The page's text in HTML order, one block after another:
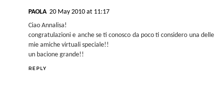
PAOLA 20 May 2010 at 11:17
Ciao Annalisa!
congratulazioni e anche se ti conosco da poco ti considero una delle
mie amiche virtuali speciale!!
un bacione grande!!
REPLY